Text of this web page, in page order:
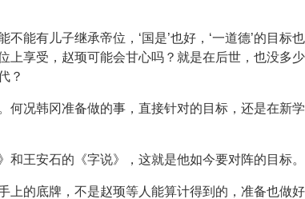
能有儿子继承帝位，‘国是’也好，‘一道德’的目标
享受，赵顼可能会甘心吗？就是在后世，也没多
？
何况韩冈准备做的事，直接针对的目标，还是在新
王安石的《字说》，这就是他如今要对阵的目标。
上的底牌，不是赵顼等人能算计得到的，准备也做